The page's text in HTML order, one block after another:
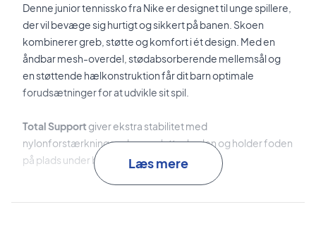
Denne junior tennissko fra Nike er designet til unge spillere,
der vil bevæge sig hurtigt og sikkert på banen. Skoen
kombinerer greb, støtte og komfort i ét design. Med en
åndbar mesh-overdel, stødabsorberende mellemsål og
en støttende hælkonstruktion får dit barn optimale
forudsætninger for at udvikle sit spil.
Total Support giver ekstra stabilitet med
nylonforstærkninger, der omslutter hælen og holder foden
på plads under bevægelse.Læs mere